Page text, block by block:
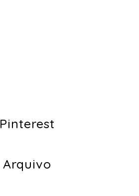
Pinterest
Arquivo